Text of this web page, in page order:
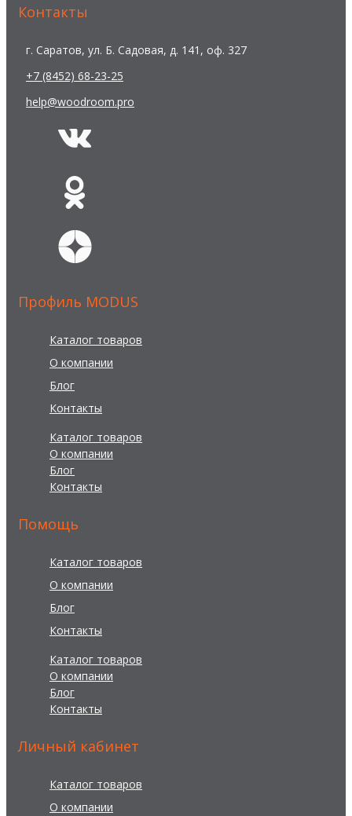
Контакты
г. Саратов, ул. Б. Садовая, д. 141, оф. 327
+7 (8452) 68-23-25
help@woodroom.pro
Профиль MODUS
Каталог товаров
О компании
Блог
Контакты
Каталог товаров
О компании
Блог
Контакты
Помощь
Каталог товаров
О компании
Блог
Контакты
Каталог товаров
О компании
Блог
Контакты
Личный кабинет
Каталог товаров
О компании